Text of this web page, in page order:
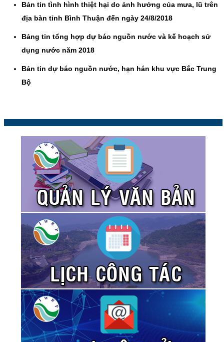
Bản tin tình hình thiệt hại do ảnh hưởng của mưa, lũ trên
địa bàn tỉnh Bình Thuận đến ngày 24/8/2018
Bảng tin tổng hợp dự báo nguồn nước và kế hoạch sử
dụng nước năm 2018
Bản tin dự báo nguồn nước, hạn hán khu vực Bắc Trung
Bộ